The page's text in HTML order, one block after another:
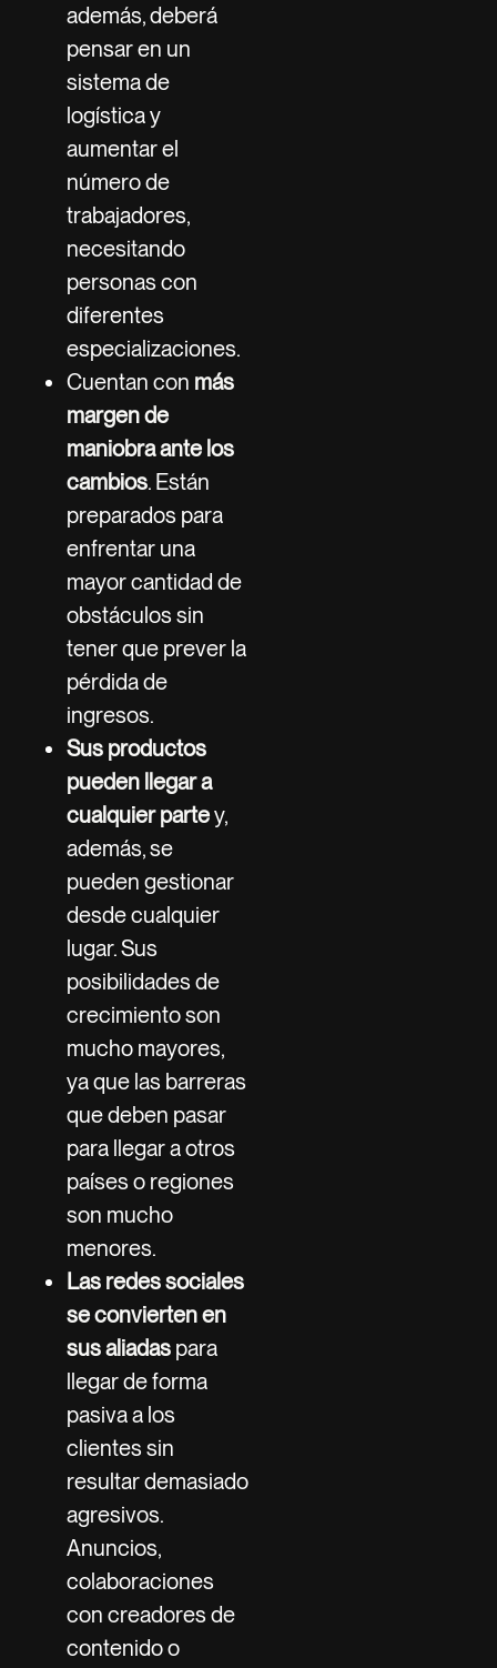
además, deberá
pensar en un
sistema de
logística y
aumentar el
número de
trabajadores,
necesitando
personas con
diferentes
especializaciones.
Cuentan con más
margen de
maniobra ante los
cambios. Están
preparados para
enfrentar una
mayor cantidad de
obstáculos sin
tener que prever la
pérdida de
ingresos.
Sus productos
pueden llegar a
cualquier partey,
además, se
pueden gestionar
desde cualquier
lugar. Sus
posibilidades de
crecimiento son
mucho mayores,
ya que las barreras
que deben pasar
para llegar a otros
países o regiones
son mucho
menores.
Las redes sociales
se convierten en
sus aliadas para
llegar de forma
pasiva a los
clientes sin
resultar demasiado
agresivos.
Anuncios,
colaboraciones
con creadores de
contenido o